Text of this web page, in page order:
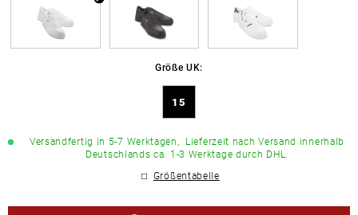
Größe UK:
15
Versandfertig in 5-7 Werktagen, Lieferzeit nach Versand innerhalb
Deutschlands ca. 1-3 Werktage durch DHL.
Größentabelle